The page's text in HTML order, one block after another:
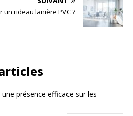
un rideau lanière PVC ?
présence efficace sur les